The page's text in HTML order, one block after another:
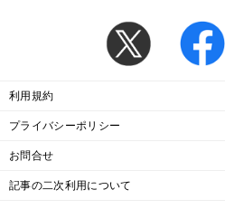
利用規約
プライバシーポリシー
お問合せ
記事の二次利用について